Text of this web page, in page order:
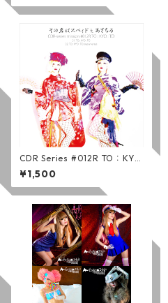
CDR Series #012R TO：KY
O：TO / その名はスペィド ft.
あさちる (通常版)
¥1,500